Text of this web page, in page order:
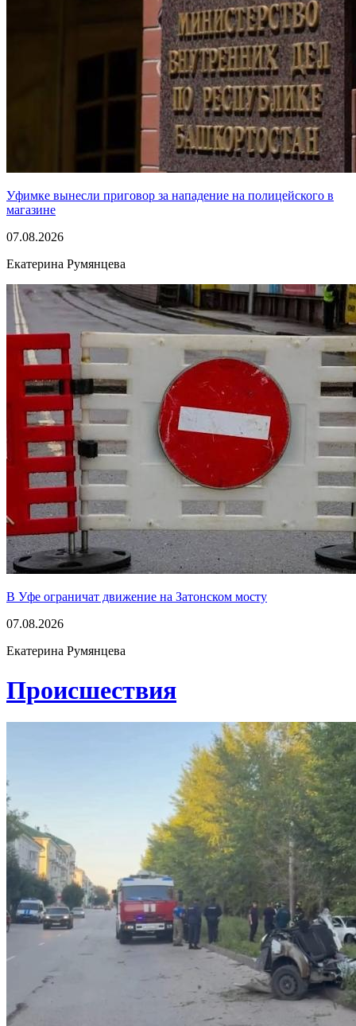
Уфимке вынесли приговор за нападение на полицейского в
магазине
07.08.2026
Екатерина Румянцева
В Уфе ограничат движение на Затонском мосту
07.08.2026
Екатерина Румянцева
Проиcшествия